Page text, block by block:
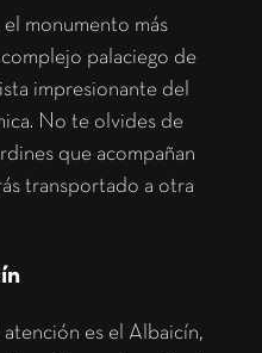
el monumento más
palaciego de
impresionante del
No te olvides de
que acompañan
transportado a otra
es el Albaicín,